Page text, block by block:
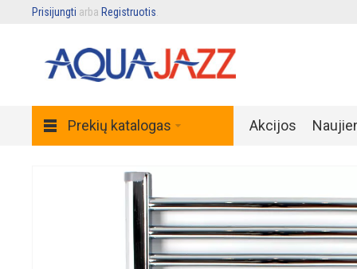
Prisijungti arba Registruotis
Prekių katalogas Akcijos